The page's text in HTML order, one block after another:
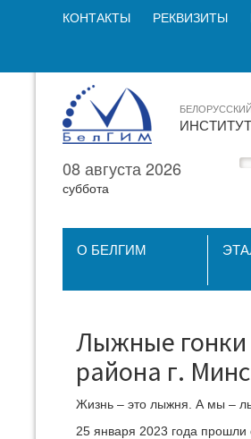
КОНТАКТЫ РЕКВИЗИТЫ
08 августа 2026
суббота
О БЕЛГИМ
Лыжные гонки
района г.
Жизнь – это лыжня. А мы –
25 января 2023 года